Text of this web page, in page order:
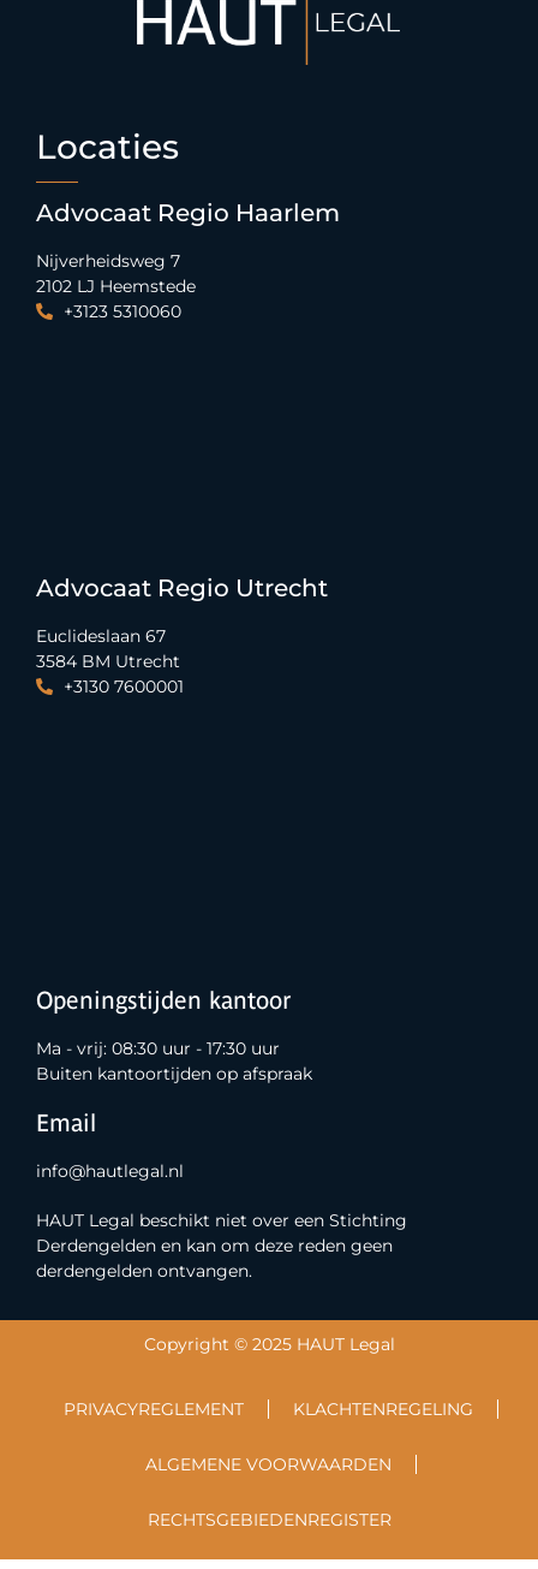
Locaties
Advocaat Regio Haarlem
Nijverheidsweg 7
2102 LJ Heemstede
+3123 5310060
Advocaat Regio Utrecht
Euclideslaan 67
3584 BM Utrecht
+3130 7600001
Openingstijden kantoor
Ma - vrij: 08:30 uur - 17:30 uur
Buiten kantoortijden op afspraak
Email
info@hautlegal.nl
HAUT Legal beschikt niet over een Stichting
Derdengelden en kan om deze reden geen
derdengelden ontvangen.
Copyright © 2025 HAUT Legal
PRIVACYREGLEMENT KLACHTENREGELING
ALGEMENE VOORWAARDEN
RECHTSGEBIEDENREGISTER